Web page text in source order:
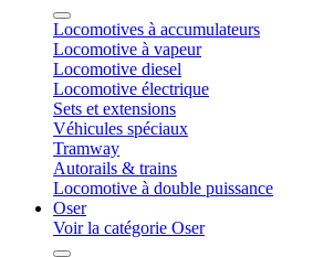
Locomotives à accumulateurs
Locomotive à vapeur
Locomotive diesel
Locomotive électrique
Sets et extensions
Véhicules spéciaux
Tramway
Autorails & trains
Locomotive à double puissance
Oser
Voir la catégorie Oser